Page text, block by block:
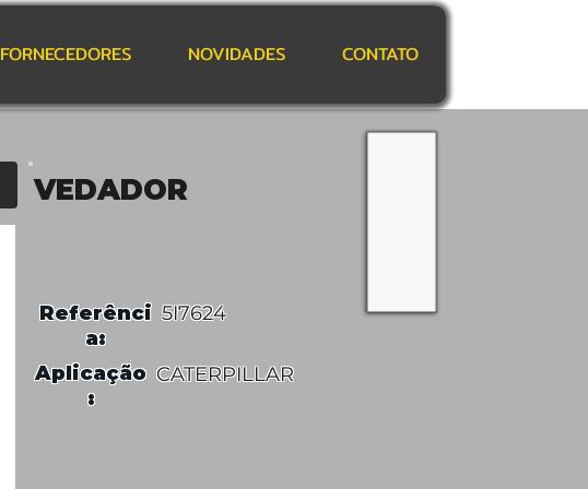
FORNECEDORES NOVIDADES CONTATO
VEDADOR
Referênci
a:
5I7624
Aplicação
:
CATERPILLAR